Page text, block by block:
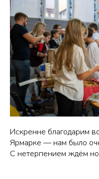
Искренне благодарим
Ярмарке — нам было
С нетерпением ждём